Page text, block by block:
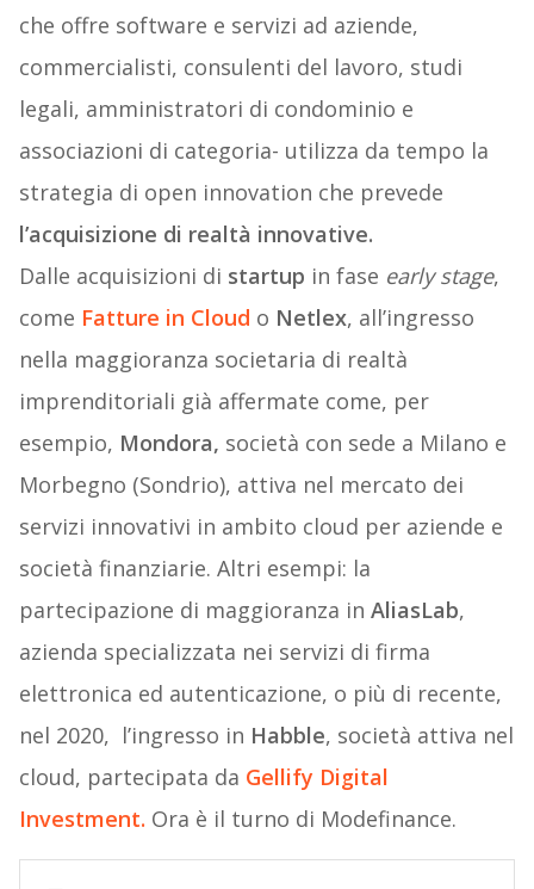
che offre software e servizi ad aziende,
commercialisti, consulenti del lavoro, studi
legali, amministratori di condominio e
associazioni di categoria- utilizza da tempo la
strategia di open innovation che prevede
l’acquisizione di realtà innovative.
Dalle acquisizioni di startup in fase early stage,
come Fatture in Cloud o Netlex, all’ingresso
nella maggioranza societaria di realtà
imprenditoriali già affermate come, per
esempio, Mondora, società con sede a Milano e
Morbegno (Sondrio), attiva nel mercato dei
servizi innovativi in ambito cloud per aziende e
società finanziarie. Altri esempi: la
partecipazione di maggioranza in AliasLab,
azienda specializzata nei servizi di firma
elettronica ed autenticazione, o più di recente,
nel 2020, l’ingresso in Habble, società attiva nel
cloud, partecipata da Gellify Digital
Investment. Ora è il turno di Modefinance.